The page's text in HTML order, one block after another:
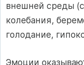
внешней среды
колебания,
голодание,
Эмоции